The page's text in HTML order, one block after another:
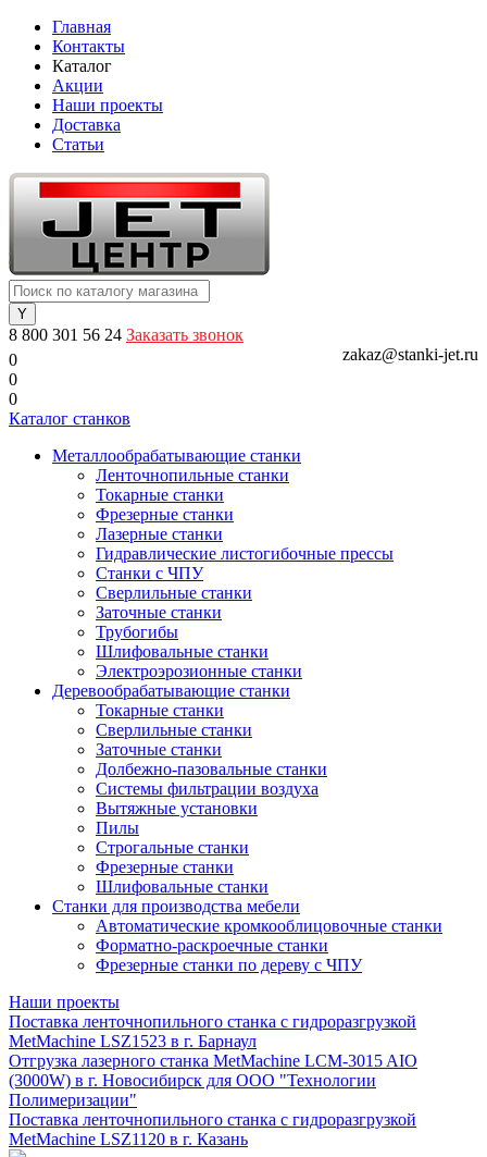
Главная
Контакты
Каталог
Акции
Наши проекты
Доставка
Статьи
8 800 301 56 24 Заказать звонок
zakaz@stanki-jet.ru
0
0
0
Каталог станков
Металлообрабатывающие станки
Ленточнопильные станки
Токарные станки
Фрезерные станки
Лазерные станки
Гидравлические листогибочные прессы
Станки с ЧПУ
Сверлильные станки
Заточные станки
Трубогибы
Шлифовальные станки
Электроэрозионные станки
Деревообрабатывающие станки
Токарные станки
Сверлильные станки
Заточные станки
Долбежно-пазовальные станки
Системы фильтрации воздуха
Вытяжные установки
Пилы
Строгальные станки
Фрезерные станки
Шлифовальные станки
Станки для производства мебели
Автоматические кромкооблицовочные станки
Форматно-раскроечные станки
Фрезерные станки по дереву с ЧПУ
Наши проекты
Поставка ленточнопильного станка c гидроразгрузкой
MetMachine LSZ1523 в г. Барнаул
Отгрузка лазерного станка MetMachine LCM-3015 AIO
(3000W) в г. Новосибирск для ООО "Технологии
Полимеризации"
Поставка ленточнопильного станка c гидроразгрузкой
MetMachine LSZ1120 в г. Казань